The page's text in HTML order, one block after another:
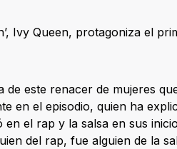
Ivy Queen, protagoniza el
este renacer de mujeres
en el episodio, quien ha
el rap y la salsa en sus
del rap, fue alguien de la